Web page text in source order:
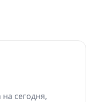
сегодня,